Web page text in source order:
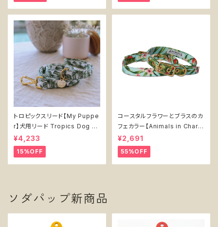
トロピックスリード【My Puppe
r】犬用リード Tropics Dog Le
ash
¥4,233
15%OFF
コースタルフラワーとブラスのカ
フェカラー【Animals in Charg
e】犬 首輪 夏 花柄 ベルト式 お
しゃれ かわいい
¥2,691
55%OFF
ソダパップ新商品